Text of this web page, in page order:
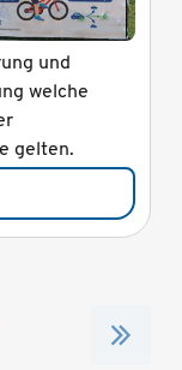
und
welche
gelten.